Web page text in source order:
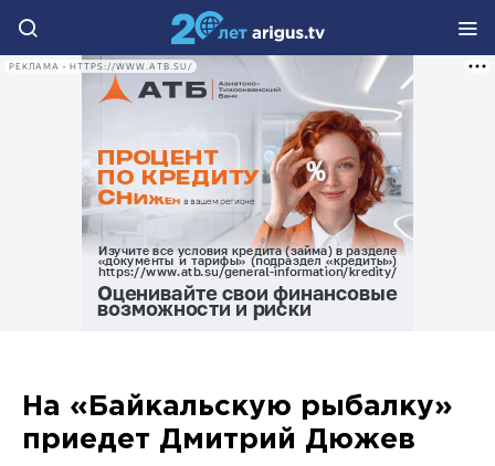
РЕКЛАМА • HTTPS://WWW.ATB.SU/
На «Байкальскую рыбалку»
приедет Дмитрий Дюжев